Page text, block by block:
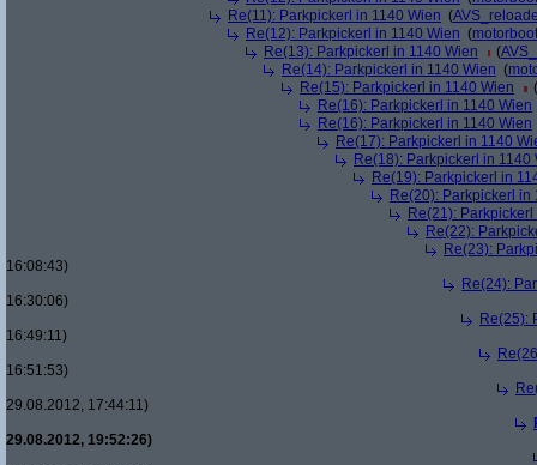
Re(11): Parkpickerl in 1140 Wien (
Re(12): Parkpickerl in 1140 Wien (motorboot
Re(13): Parkpickerl in 1140 Wien
(
Re(14): Parkpickerl in 1140 Wien (
Re(15): Parkpickerl in 1140 Wien
(
Re(16): Parkpickerl in 1140 Wien
Re(16): Parkpickerl in 1140 Wien
Re(17): Parkpickerl in 1140
Re(18): Parkpickerl in 1140
Re(19): Parkpickerl in
Re(20): Parkpickerl in
Re(21):
Re(22):
Re(23):
16:08:43)
Re(24):
16:30:06)
Re(25):
16:49:11)
16:51:53)
29.08.2012, 17:44:11)
29.08.2012, 19:52:26)